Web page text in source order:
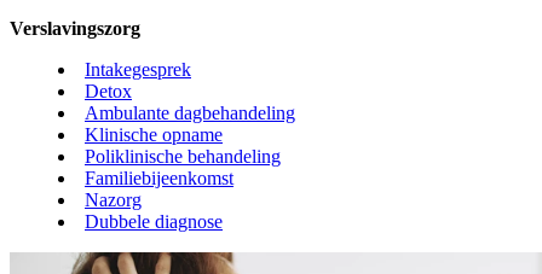
Verslavingszorg
Intakegesprek
Detox
Ambulante dagbehandeling
Klinische opname
Poliklinische behandeling
Familiebijeenkomst
Nazorg
Dubbele diagnose